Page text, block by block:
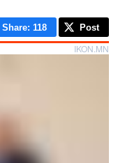
Share: 118 Post
IKON.MN